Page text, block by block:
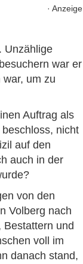
· Anzeige
Unzählige
war er
um zu
Auftrag als
nicht
auf den
auch in der
von den
Volberg nach
und
voll im
danach stand,